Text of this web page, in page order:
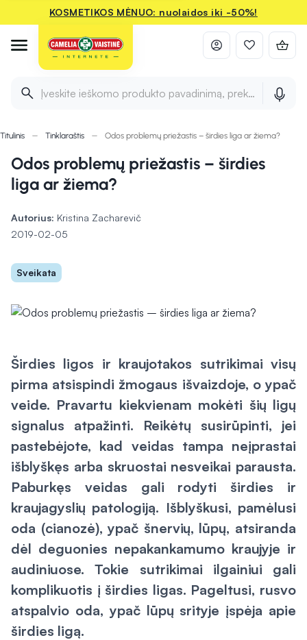
KOSMETIKOS MĖNUO: nuolaidos iki -50%!
Įveskite ieškomo produkto pavadinimą, prekės ženklą ir
Titulinis Tinklaraštis Odos problemų priežastis – širdies liga ar žiema?
Odos problemų priežastis – širdies
liga ar žiema?
Autorius: Kristina Zacharevič
2019-02-05
Sveikata
Širdies ligos ir kraujotakos sutrikimai visų
pirma atsispindi žmogaus išvaizdoje, o ypač
veide. Pravartu kiekvienam mokėti šių ligų
signalus atpažinti. Reikėtų susirūpinti, jei
pastebėjote, kad veidas tampa neįprastai
išblyškęs arba skruostai nesveikai parausta.
Paburkęs veidas gali rodyti širdies ir
kraujagyslių patologiją. Išblyškusi, pamėlusi
oda (cianozė), ypač šnervių, lūpų, atsiranda
dėl deguonies nepakankamumo kraujyje ir
audiniuose. Tokie sutrikimai ilgainiui gali
komplikuotis į širdies ligas. Pageltusi, rusvo
atspalvio oda, ypač lūpų srityje įspėja apie
širdies ligą.